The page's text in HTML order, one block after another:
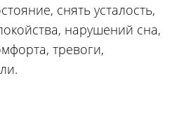
снять усталость,
нарушений сна,
тревоги,